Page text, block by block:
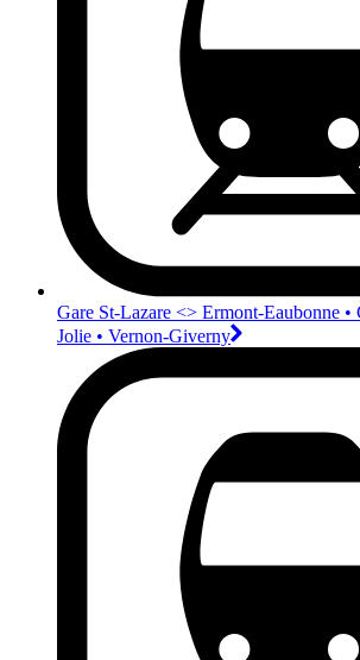
Gare St-Lazare <>︎ Ermont-Eaubonne •
Jolie • Vernon-Giverny